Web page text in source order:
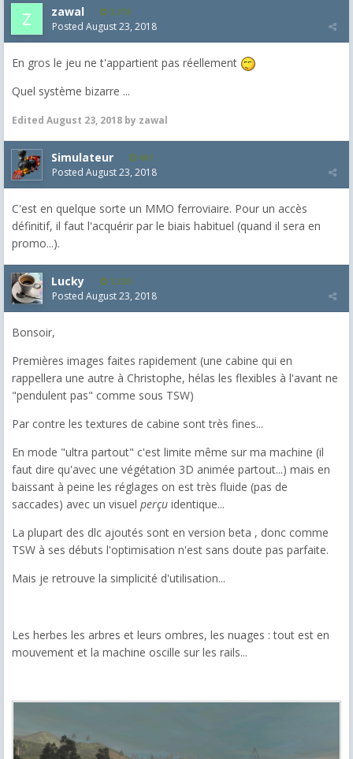
zawal 3,318
Posted August 23, 2018
En gros le jeu ne t'appartient pas réellement
Quel système bizarre ...
Edited August 23, 2018 by zawal
Simulateur 681
Posted August 23, 2018
C'est en quelque sorte un MMO ferroviaire. Pour un accès
définitif, il faut l'acquérir par le biais habituel (quand il sera en
promo...).
Lucky 1,330
Posted August 23, 2018
Bonsoir,
Premières images faites rapidement (une cabine qui en
rappellera une autre à Christophe, hélas les flexibles à l'avant ne
"pendulent pas" comme sous TSW)
Par contre les textures de cabine sont très fines...
En mode "ultra partout" c'est limite même sur ma machine (il
faut dire qu'avec une végétation 3D animée partout...) mais en
baissant à peine les réglages on est très fluide (pas de
saccades) avec un visuel perçu identique...
La plupart des dlc ajoutés sont en version beta , donc comme
TSW à ses débuts l'optimisation n'est sans doute pas parfaite.
Mais je retrouve la simplicité d'utilisation...
Les herbes les arbres et leurs ombres, les nuages : tout est en
mouvement et la machine oscille sur les rails...